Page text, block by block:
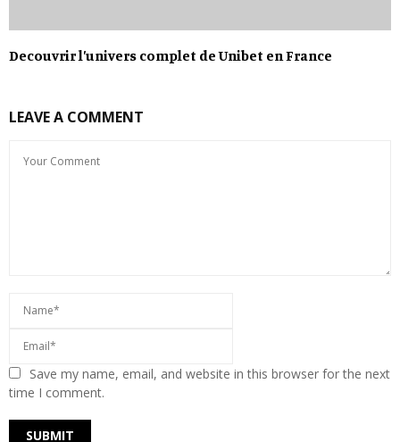
Decouvrir l’univers complet de Unibet en France
LEAVE A COMMENT
Save my name, email, and website in this browser for the next
time I comment.